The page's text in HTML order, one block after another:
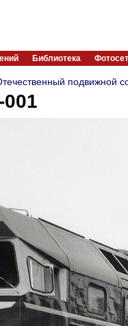
Библиотека
подвижной